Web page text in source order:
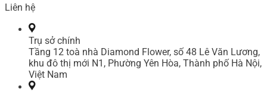
Liên hệ
Trụ sở chính
Tầng 12 toà nhà Diamond Flower, số 48 Lê Văn Lương,
khu đô thị mới N1, Phường Yên Hòa, Thành phố Hà Nội,
Việt Nam